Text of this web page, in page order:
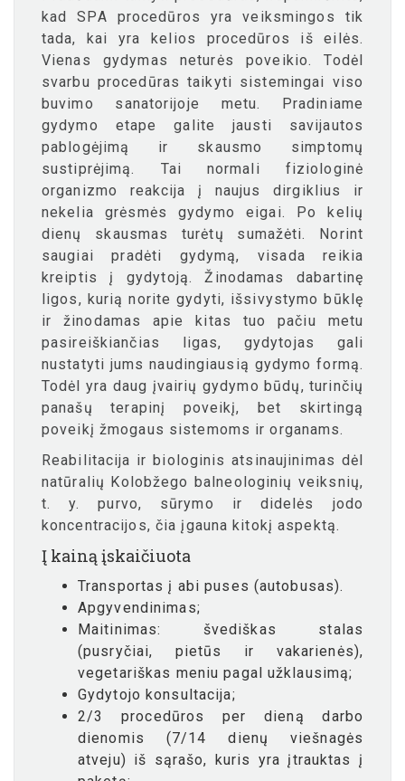
kad SPA procedūros yra veiksmingos tik
tada, kai yra kelios procedūros iš eilės.
Vienas gydymas neturės poveikio. Todėl
svarbu procedūras taikyti sistemingai viso
buvimo sanatorijoje metu. Pradiniame
gydymo etape galite jausti savijautos
pablogėjimą ir skausmo simptomų
sustiprėjimą. Tai normali fiziologinė
organizmo reakcija į naujus dirgiklius ir
nekelia grėsmės gydymo eigai. Po kelių
dienų skausmas turėtų sumažėti. Norint
saugiai pradėti gydymą, visada reikia
kreiptis į gydytoją. Žinodamas dabartinę
ligos, kurią norite gydyti, išsivystymo būklę
ir žinodamas apie kitas tuo pačiu metu
pasireiškiančias ligas, gydytojas gali
nustatyti jums naudingiausią gydymo formą.
Todėl yra daug įvairių gydymo būdų, turinčių
panašų terapinį poveikį, bet skirtingą
poveikį žmogaus sistemoms ir organams.
Reabilitacija ir biologinis atsinaujinimas dėl
natūralių Kolobžego balneologinių veiksnių,
t. y. purvo, sūrymo ir didelės jodo
koncentracijos, čia įgauna kitokį aspektą.
Į kainą įskaičiuota
Transportas į abi puses (autobusas).
Apgyvendinimas;
Maitinimas: švediškas stalas
(pusryčiai, pietūs ir vakarienės),
vegetariškas meniu pagal užklausimą;
Gydytojo konsultacija;
2/3 procedūros per dieną darbo
dienomis (7/14 dienų viešnagės
atveju) iš sąrašo, kuris yra įtrauktas į